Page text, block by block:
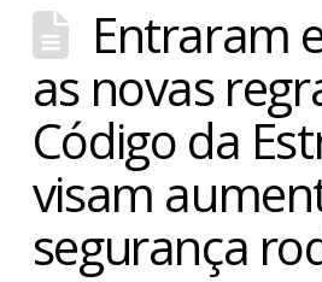
Entraram
as novas
Código da
visam
segurança